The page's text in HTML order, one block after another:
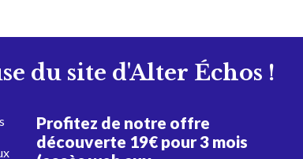
du site d'Alter Échos !
Profitez de notre offre
découverte 19€ pour 3 mois